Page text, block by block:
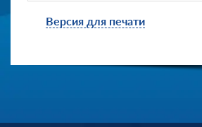
Версия для печати